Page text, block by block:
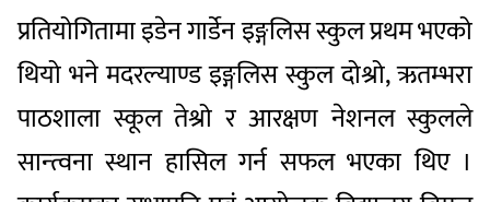
प्रतियोगितामा इडेन गार्डेन इङ्गलिस स्कुल प्रथम भएको
थियो भने मदरल्याण्ड इङ्गलिस स्कुल दोश्रो, ऋतम्भरा
पाठशाला स्कूल तेश्रो र आरक्षण नेशनल स्कुलले
सान्त्वना स्थान हासिल गर्न सफल भएका थिए ।